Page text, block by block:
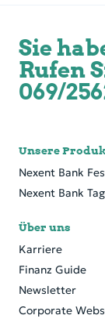
Sie
Rufen
069/
Unsere
Nexent Bank
Nexent Bank
Über uns
Karriere
Finanz Guide
Newsletter
Corporate